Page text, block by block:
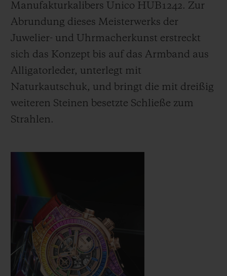
Manufakturkalibers Unico HUB1242. Zur
Abrundung dieses Meisterwerks der
Juwelier- und Uhrmacherkunst erstreckt
sich das Konzept bis auf das Armband aus
Alligatorleder, unterlegt mit
Naturkautschuk, und bringt die mit dreißig
weiteren Steinen besetzte Schließe zum
Strahlen.